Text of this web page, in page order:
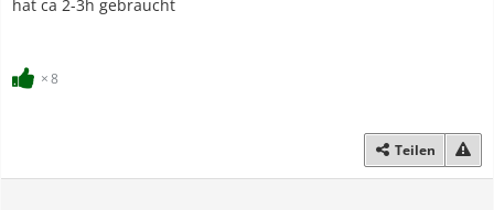
hat ca 2-3h gebraucht
8
Teilen